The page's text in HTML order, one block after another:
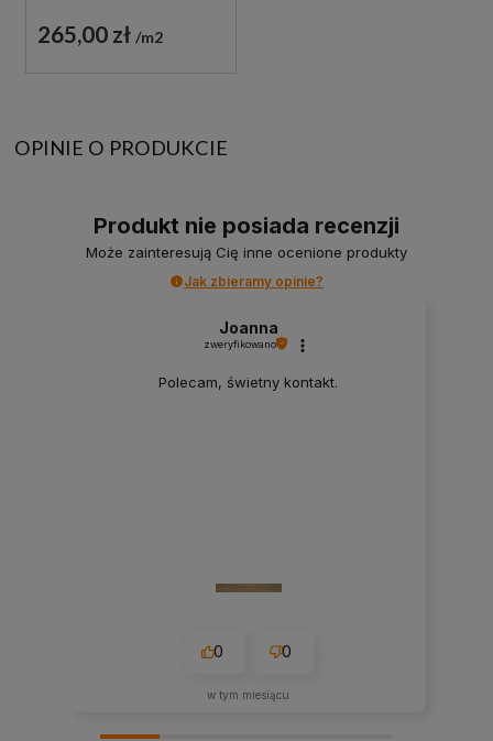
265,00 zł m2
OPINIE O PRODUKCIE
Produkt nie posiada recenzji
Może zainteresują Cię inne ocenione produkty
Jak zbieramy opinie?
Joanna
zweryfikowano
Polecam, świetny kontakt.
0 0
w tym miesiącu